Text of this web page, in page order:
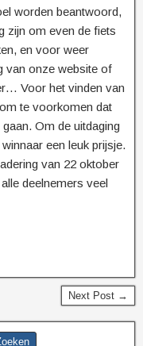
worden beantwoord,
zijn om even de fiets
en voor weer
van onze website of
Voor het vinden van
te voorkomen dat
Om de uitdaging
een leuk prijsje.
van 22 oktober
deelnemers veel
Next Post →